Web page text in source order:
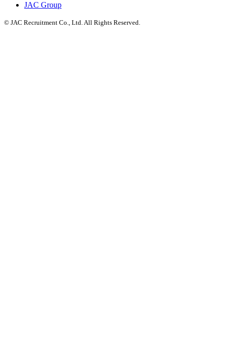
JAC Group
© JAC Recruitment Co., Ltd. All Rights Reserved.